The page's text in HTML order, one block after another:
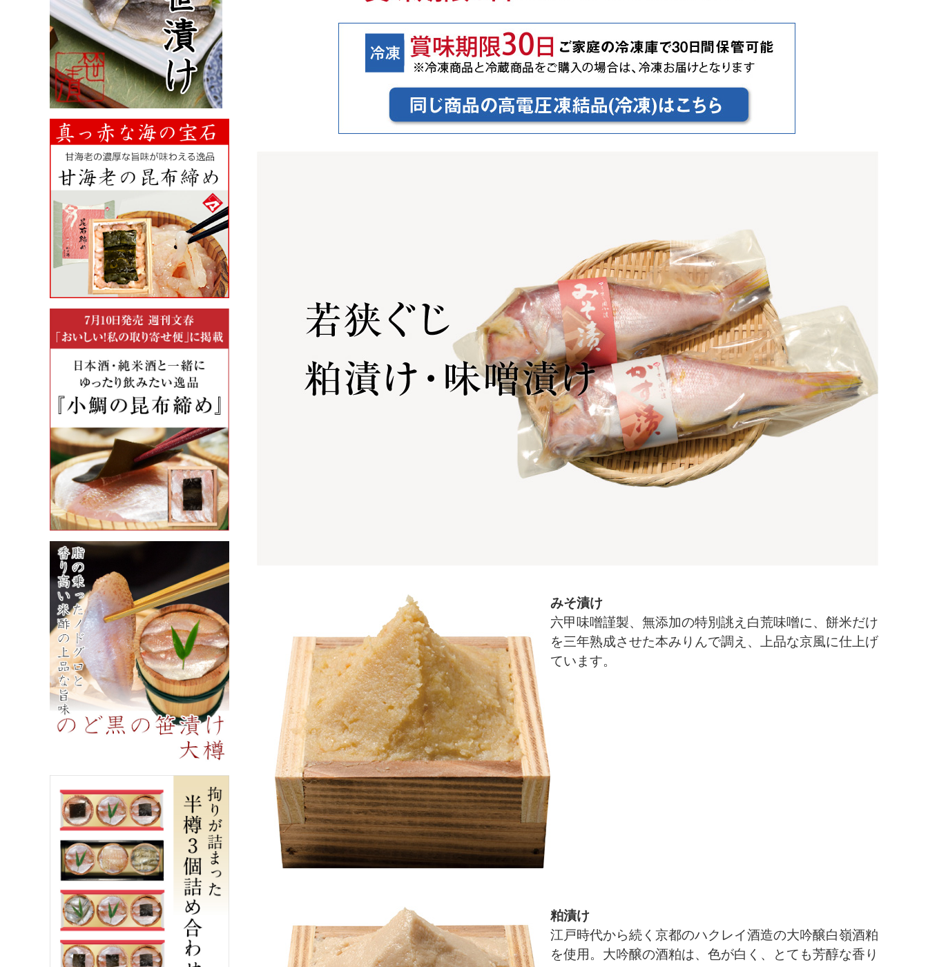
みそ漬け
六甲味噌謹製、無添加の特別誂え白荒味噌に、餅米だけ
を三年熟成させた本みりんで調え、上品な京風に仕上げ
ています。
粕漬け
江戸時代から続く京都のハクレイ酒造の大吟醸白嶺酒粕
を使用。大吟醸の酒粕は、色が白く、とても芳醇な香り